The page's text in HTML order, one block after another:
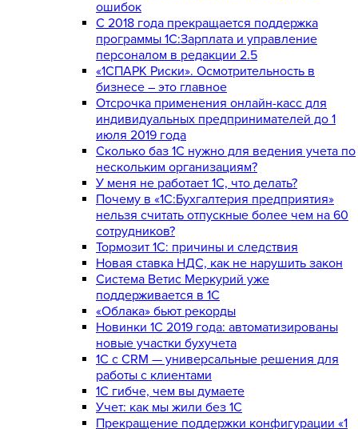
ошибок
С 2018 года прекращается поддержка
программы 1С:Зарплата и управление
персоналом в редакции 2.5
«1СПАРК Риски». Осмотрительность в
бизнесе – это главное
Отсрочка применения онлайн-касс для
индивидуальных предпринимателей до 1
июля 2019 года
Сколько баз 1C нужно для ведения учета по
нескольким организациям?
У меня не работает 1С, что делать?
Почему в «1С:Бухгалтерия предприятия»
нельзя считать отпускные более чем на 60
сотрудников?
Тормозит 1C: причины и следствия
Новая ставка НДС, как не нарушить закон
Система Ветис Меркурий уже
поддерживается в 1С
«Облака» бьют рекорды
Новинки 1С 2019 года: автоматизированы
новые участки бухучета
1С с CRM — универсальные решения для
работы с клиентами
1С гибче, чем вы думаете
Учет: как мы жили без 1С
Прекращение поддержки конфигурации «1